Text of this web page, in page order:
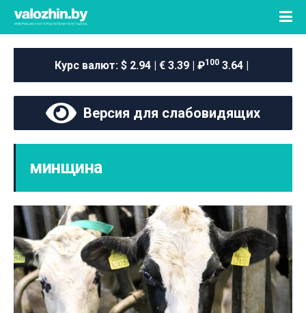
Курс валют: $ 2.94 | € 3.39 | ₽100 3.64 |
Версия для слабовидящих
минщина